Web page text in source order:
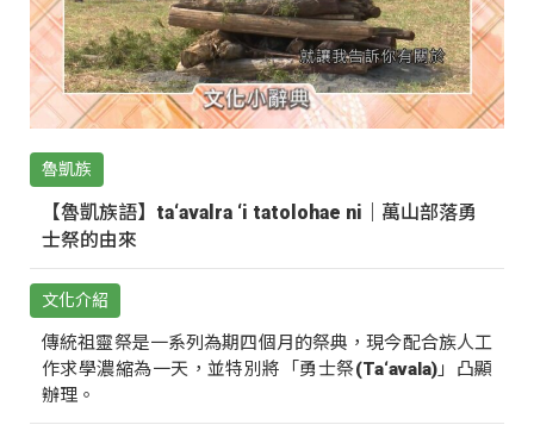
魯凱族
【魯凱族語】ta‘avalra ‘i tatolohae ni｜萬山部落勇
士祭的由來
文化介紹
傳統祖靈祭是一系列為期四個月的祭典，現今配合族人工
作求學濃縮為一天，並特別將「勇士祭(Ta‘avala)」凸顯
辦理。